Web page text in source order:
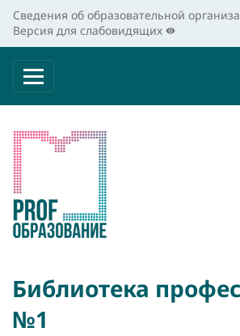
Сведения об образовательной
Версия для слабовидящих
Библиотека
№1